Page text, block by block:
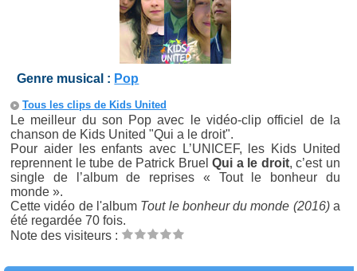
Genre musical : Pop
Tous les clips de Kids United
Le meilleur du son Pop avec le vidéo-clip officiel de la
chanson de Kids United "Qui a le droit".
Pour aider les enfants avec L’UNICEF, les Kids United
reprennent le tube de Patrick BruelQui a le droit, c’est un
single de l’album de reprises « Tout le bonheur du
monde ».
Cette vidéo de l'album Tout le bonheur du monde (2016)a
été regardée 70 fois.
Note des visiteurs :